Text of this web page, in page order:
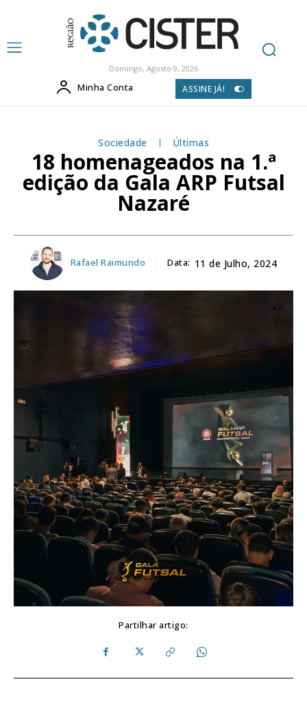
Domingo, Agosto 9, 2026
Minha Conta ASSINE JÁ!
Sociedade Últimas
18 homenageados na 1.ª
edição da Gala ARP Futsal
Nazaré
Rafael Raimundo Data: 11 de Julho, 2024
Partilhar artigo: